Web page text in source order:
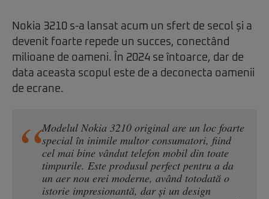
Nokia 3210 s-a lansat acum un sfert de secol și a
devenit foarte repede un succes, conectând
milioane de oameni. În 2024 se întoarce, dar de
data aceasta scopul este de a deconecta oamenii
de ecrane.
Modelul Nokia 3210 original are un loc foarte
special în inimile multor consumatori, fiind
cel mai bine vândut telefon mobil din toate
timpurile. Este produsul perfect pentru a da
un aer nou erei moderne, având totodată o
istorie impresionantă, dar și un design